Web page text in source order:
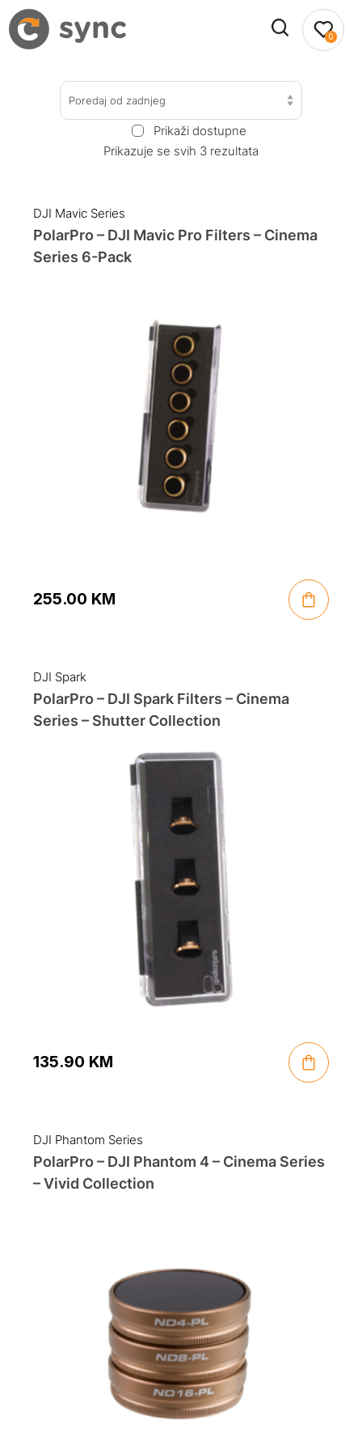
0
Poredaj od zadnjeg
Prikaži dostupne
Prikazuje se svih 3 rezultata
DJI Mavic Series
PolarPro – DJI Mavic Pro Filters – Cinema
Series 6-Pack
255.00 KM
DJI Spark
PolarPro – DJI Spark Filters – Cinema
Series – Shutter Collection
135.90 KM
DJI Phantom Series
PolarPro – DJI Phantom 4 – Cinema Series
– Vivid Collection